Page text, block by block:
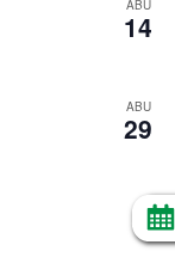
ABU
14
ABU
29